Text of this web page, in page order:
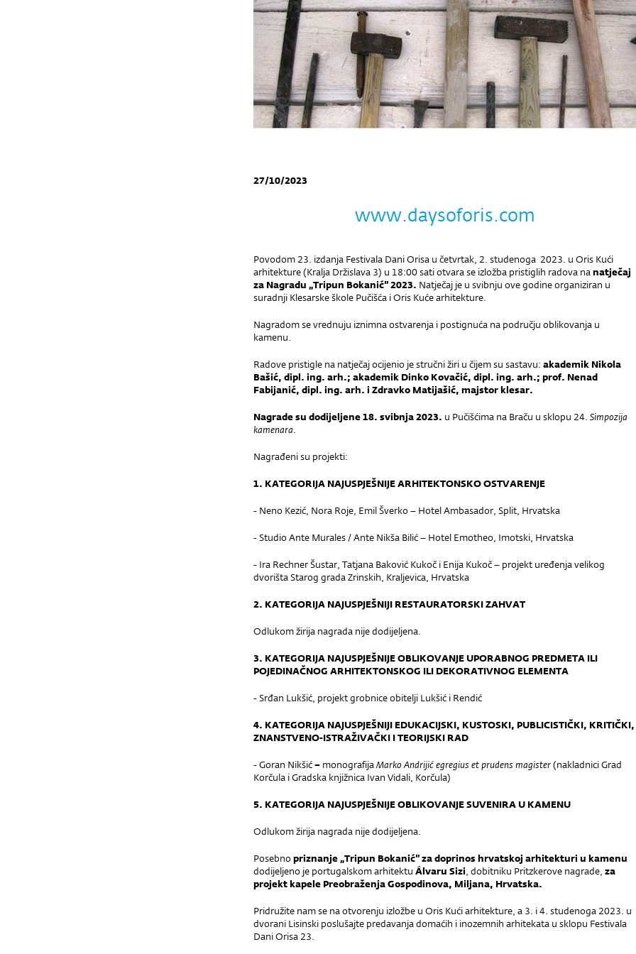
27/10/2023
www.daysoforis.com
Povodom 23. izdanja Festivala Dani Orisa u četvrtak, 2. studenoga 2023. u Oris Kući
arhitekture (Kralja Držislava 3) u 18:00 sati otvara se izložba pristiglih radova nanatječaj
za Nagradu „Tripun Bokanić” 2023. Natječaj je u svibnju ove godine organiziran u
suradnji Klesarske škole Pučišća i Oris Kuće arhitekture.
Nagradom se vrednuju iznimna ostvarenja i postignuća na području oblikovanja u
kamenu.
Radove pristigle na natječaj ocijenio je stručni žiri u čijem su sastavu: akademik Nikola
Bašić, dipl. ing. arh.; akademik Dinko Kovačić, dipl. ing. arh.; prof. Nenad
Fabijanić, dipl. ing. arh. i Zdravko Matijašić, majstor klesar.
Nagrade su dodijeljene 18. svibnja 2023. u Pučišćima na Braču u sklopu 24. Simpozija
kamenara.
Nagrađeni su projekti:
1. KATEGORIJA NAJUSPJEŠNIJE ARHITEKTONSKO OSTVARENJE
- Neno Kezić, Nora Roje, Emil Šverko – Hotel Ambasador, Split, Hrvatska
- Studio Ante Murales / Ante Nikša Bilić – Hotel Emotheo, Imotski, Hrvatska
- Ira Rechner Šustar, Tatjana Baković Kukoč i Enija Kukoč – projekt uređenja velikog
dvorišta Starog grada Zrinskih, Kraljevica, Hrvatska
2. KATEGORIJA NAJUSPJEŠNIJI RESTAURATORSKI ZAHVAT
Odlukom žirija nagrada nije dodijeljena.
3. KATEGORIJA NAJUSPJEŠNIJE OBLIKOVANJE UPORABNOG PREDMETA ILI
POJEDINAČNOG ARHITEKTONSKOG ILI DEKORATIVNOG ELEMENTA
- Srđan Lukšić, projekt grobnice obitelji Lukšić i Rendić
4. KATEGORIJA NAJUSPJEŠNIJI EDUKACIJSKI, KUSTOSKI, PUBLICISTIČKI, KRITIČKI,
ZNANSTVENO-ISTRAŽIVAČKI I TEORIJSKI RAD
- Goran Nikšić– monografijaMarko Andrijić egregius et prudens magister(nakladnici Grad
Korčula i Gradska knjižnica Ivan Vidali, Korčula)
5. KATEGORIJA NAJUSPJEŠNIJE OBLIKOVANJE SUVENIRA U KAMENU
Odlukom žirija nagrada nije dodijeljena.
Posebno priznanje „Tripun Bokanić” za doprinos hrvatskoj arhitekturi u kamenu
dodijeljeno je portugalskom arhitektu Álvaru Sizi, dobitniku Pritzkerove nagrade, za
projekt kapele Preobraženja Gospodinova, Miljana, Hrvatska.
Pridružite nam se na otvorenju izložbe u Oris Kući arhitekture, a 3. i 4. studenoga 2023. u
dvorani Lisinski poslušajte predavanja domaćih i inozemnih arhitekata u sklopu Festivala
Dani Orisa 23.